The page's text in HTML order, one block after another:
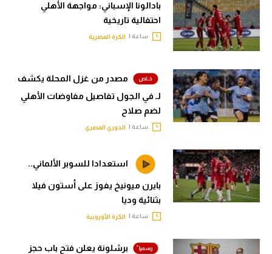
بادالونا الإسباني: مواجهة الأهلي
احتفالية تاريخية
ساعة | الكرة المصرية
مصدر من غزل المحلة يكشف
لـ في الجول تفاصيل مفاوضات الأهلي
لضم صلاح
ساعة | الدوري المصري
استعدادا للسوبر الألماني..
بايرن ميونيخ يفوز على أستون فيلا
بثنائية وديا
ساعة | الكرة الأوروبية
برشلونة يعلن فتح باب حجز